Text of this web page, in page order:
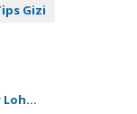
Gizi
Loh…